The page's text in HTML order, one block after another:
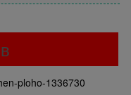
ploho-1336730